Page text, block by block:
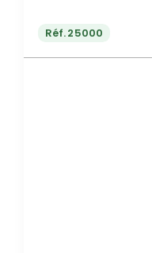
Réf.25000